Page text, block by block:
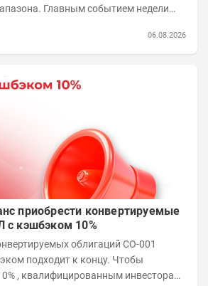
недели
06.08.2026
приобрести конвертируемые
с кэшбэком 10%
облигаций СО-001